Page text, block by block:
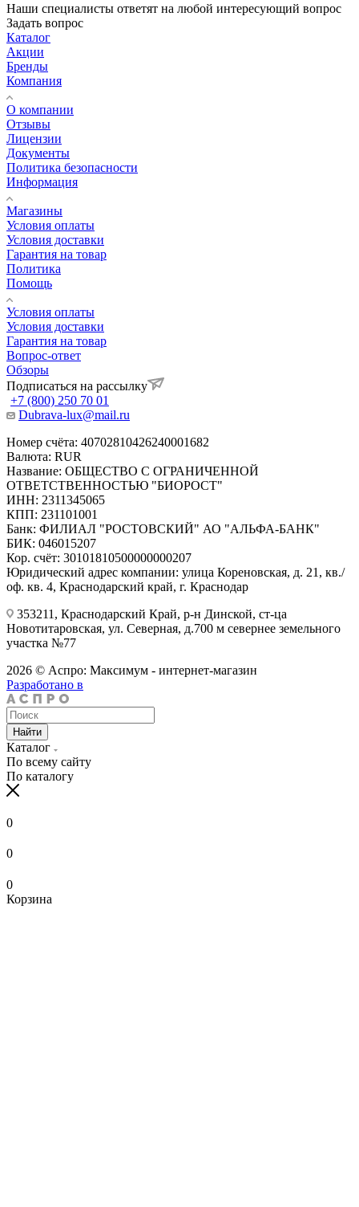
Наши специалисты ответят на любой интересующий вопрос
Задать вопрос
Каталог
Акции
Бренды
Компания
О компании
Отзывы
Лицензии
Документы
Политика безопасности
Информация
Магазины
Условия оплаты
Условия доставки
Гарантия на товар
Политика
Помощь
Условия оплаты
Условия доставки
Гарантия на товар
Вопрос-ответ
Обзоры
Подписаться на рассылку
+7 (800) 250 70 01
Dubrava-lux@mail.ru
Номер счёта: 40702810426240001682
Валюта: RUR
Название: ОБЩЕСТВО С ОГРАНИЧЕННОЙ
ОТВЕТСТВЕННОСТЬЮ "БИОРОСТ"
ИНН: 2311345065
КПП: 231101001
Банк: ФИЛИАЛ "РОСТОВСКИЙ" АО "АЛЬФА-БАНК"
БИК: 046015207
Кор. счёт: 30101810500000000207
Юридический адрес компании: улица Кореновская, д. 21, кв./
оф. кв. 4, Краснодарский край, г. Краснодар
353211, Краснодарский Край, р-н Динской, ст-ца
Новотитаровская, ул. Северная, д.700 м севернее земельного
участка №77
2026 © Аспро: Максимум - интернет-магазин
Разработано в
Найти
Каталог
По всему сайту
По каталогу
0
0
0
Корзина